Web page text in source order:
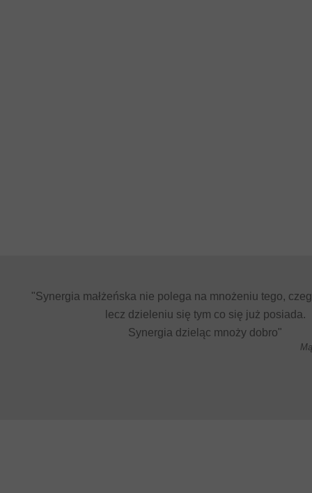
"Synergia małżeńska nie polega na mnożeniu tego,
lecz dzieleniu się tym co się już posiada.
Synergia dzieląc mnoży dobro"